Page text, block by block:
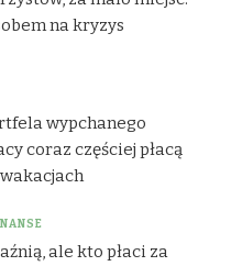
na kryzys
wypchanego
coraz częściej płacą
ale kto płaci za